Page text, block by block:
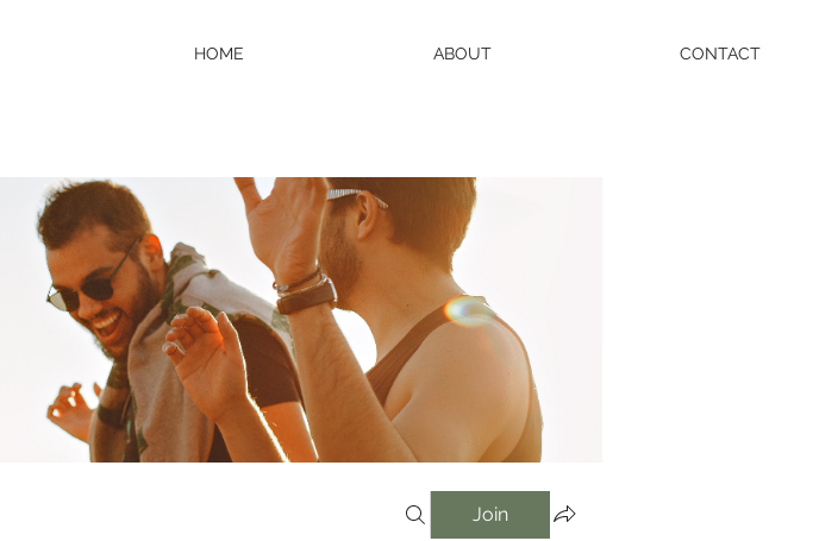
HOME ABOUT CONTACT
Join